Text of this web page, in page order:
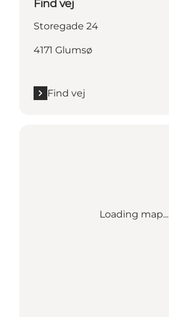
Find vej
Storegade 24
4171 Glumsø
Find vej
Loading map...